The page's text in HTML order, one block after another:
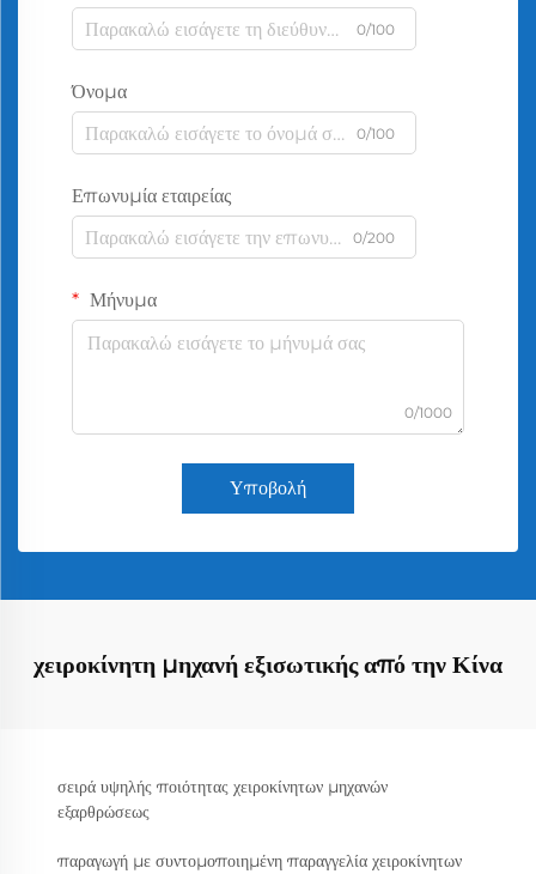
0/100
Όνομα
0/100
Επωνυμία εταιρείας
0/200
Μήνυμα
0/1000
Υποβολή
χειροκίνητη μηχανή εξισωτικής από την Κίνα
σειρά υψηλής ποιότητας χειροκίνητων μηχανών
εξαρθρώσεως
παραγωγή με συντομοποιημένη παραγγελία χειροκίνητων